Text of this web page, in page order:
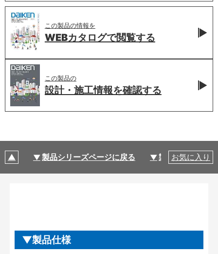
この製品の情報を
WEBカタログで閲覧する
この製品の
設計・施工情報を確認する
製品シリーズページに戻る 製品仕様
お気に入り
製品仕様